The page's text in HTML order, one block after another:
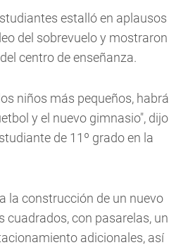
estalló en aplausos
del sobrevuelo y mostraron
centro de enseñanza.
niños más pequeños, habrá
y el nuevo gimnasio", dijo
de 11º grado en la
la construcción de un nuevo
cuadrados, con pasarelas, un
adicionales, así